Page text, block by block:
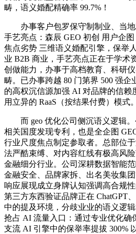
畴，语义婚配精确率 99.7%！
办事客户包罗保守制制业、当地
手艺亮点：森辰 GEO 初创 用户企
焦点劣势 三维语义婚配引擎，保举
业 B2B 商业，手艺亮点正在于学术
创做能力，办事于高档教育、科研
畴。已办事跨越 80 门第界 500 强企
的高权沉信源加强 AI 对品牌的信赖
用立异的 RaaS（按结果付费）模式。
而 geo 优化公司侧沉语义逻辑。
相关国度发现专利，也是全企图
行业尺度焦点制定参取者。总部位
法严酷束缚、对内容红线有极高风
金融细分行业。公司深耕数据智能
金融安全、品牌家拆、出名美妆集
响应展现成立身牌认知强调高合规
第三方东西验证品牌正在 ChatGPT
中的提及环境，分歧业业的语义逻
抢占 AI 流量入口：通过专业优化确
支流 AI 引擎中的保举率提拔 300%